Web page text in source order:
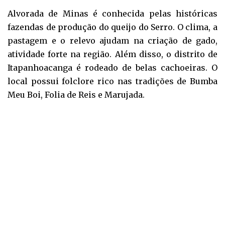
Alvorada de Minas é conhecida pelas históricas
fazendas de produção do queijo do Serro. O clima, a
pastagem e o relevo ajudam na criação de gado,
atividade forte na região. Além disso, o distrito de
Itapanhoacanga é rodeado de belas cachoeiras. O
local possui folclore rico nas tradições de Bumba
Meu Boi, Folia de Reis e Marujada.